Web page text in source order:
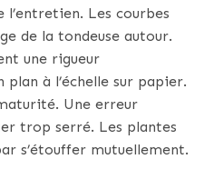
Les courbes
de la tondeuse autour.
une rigueur
à l’échelle sur papier.
Une erreur
trop serré. Les plantes
s’étouffer mutuellement.